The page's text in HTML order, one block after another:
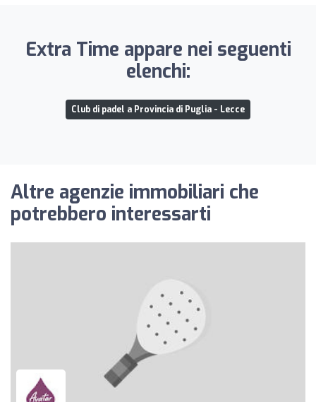
Extra Time appare nei seguenti
elenchi:
Club di padel a Provincia di Puglia - Lecce
Altre agenzie immobiliari che
potrebbero interessarti